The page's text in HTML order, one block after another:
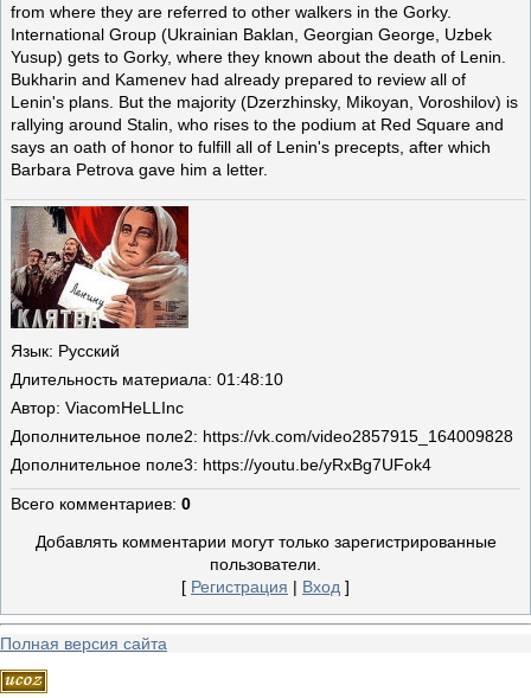
from where they are referred to other walkers in the Gorky.
International Group (Ukrainian Baklan, Georgian George, Uzbek
Yusup) gets to Gorky, where they known about the death of Lenin.
Bukharin and Kamenev had already prepared to review all of
Lenin's plans. But the majority (Dzerzhinsky, Mikoyan, Voroshilov) is
rallying around Stalin, who rises to the podium at Red Square and
says an oath of honor to fulfill all of Lenin's precepts, after which
Barbara Petrova gave him a letter.
Язык: Русский
Длительность материала: 01:48:10
Автор: ViacomHeLLInc
Дополнительное поле2: https://vk.com/video2857915_164009828
Дополнительное поле3: https://youtu.be/yRxBg7UFok4
Всего комментариев: 0
Добавлять комментарии могут только зарегистрированные
пользователи.
[ Регистрация | Вход ]
Полная версия сайта